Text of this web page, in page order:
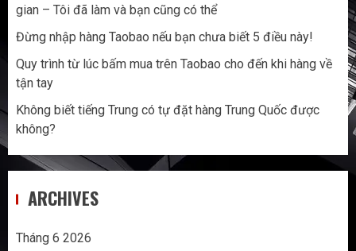
gian – Tôi đã làm và bạn cũng có thể
Đừng nhập hàng Taobao nếu bạn chưa biết 5 điều này!
Quy trình từ lúc bấm mua trên Taobao cho đến khi hàng về
tận tay
Không biết tiếng Trung có tự đặt hàng Trung Quốc được
không?
ARCHIVES
Tháng 6 2026